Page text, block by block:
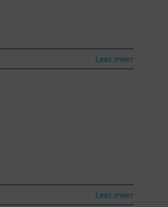
Lees meer
Lees meer